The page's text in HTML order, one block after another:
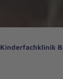
Kinderfachklinik